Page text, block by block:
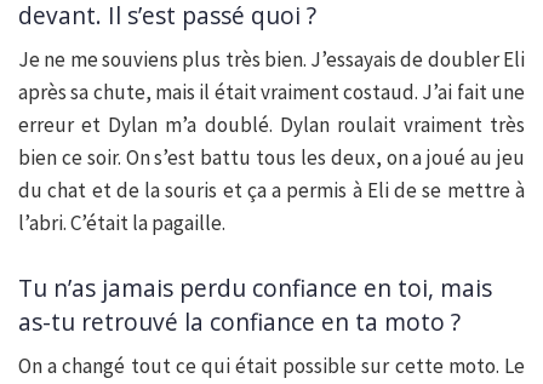
devant. Il s’est passé quoi ?
Je ne me souviens plus très bien. J’essayais de doubler Eli
après sa chute, mais il était vraiment costaud. J’ai fait une
erreur et Dylan m’a doublé. Dylan roulait vraiment très
bien ce soir. On s’est battu tous les deux, on a joué au jeu
du chat et de la souris et ça a permis à Eli de se mettre à
l’abri. C’était la pagaille.
Tu n’as jamais perdu confiance en toi, mais
as-tu retrouvé la confiance en ta moto ?
On a changé tout ce qui était possible sur cette moto. Le